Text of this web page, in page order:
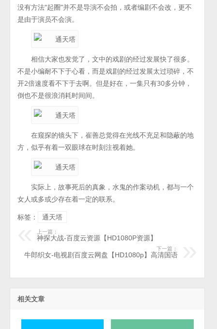
没有方法“起圈”并不是导演不会拍，或者编剧不会改，更不
是由于演员不会演。
相信大家也发觉了，文中的戏剧的经过发展快了很多。
不是小编耐不下于心看，而是戏剧的经过发展太过琐碎，不
开2倍速度看不下于去啊。但是好在，一集只有30多分钟，
倒也不是很浪消耗时间间。
在窥探的镜头下，崔善总觉得在光线不充足和隐蔽的地
方，似乎有着一双眼球在时刻注视着她。
实际上，故事死后的真象，水鬼的作案动机，都与一个
女人或多或少存在着一定的联系。
标签：
通天塔
上一篇：
神探大战-百度云资源【HD1080P资源】
下一篇：
牛郎织女-电视剧百度云网盘【HD1080p】高清国语
相关文章